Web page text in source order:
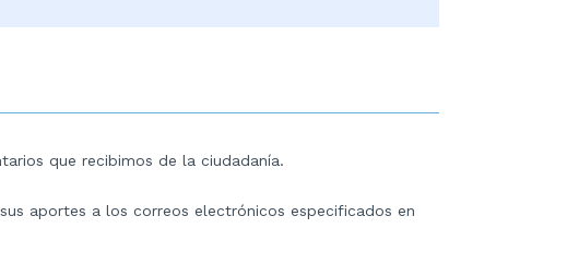
que recibimos de la ciudadanía.
aportes a los correos electrónicos especificados en